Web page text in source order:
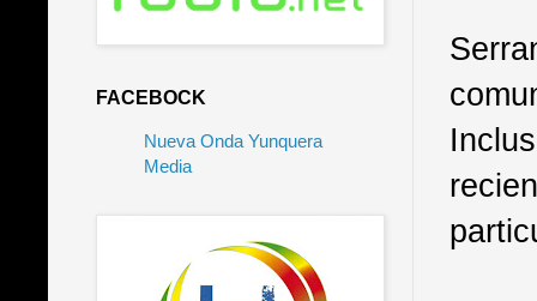
FACEBOCK
Nueva Onda Yunquera
Media